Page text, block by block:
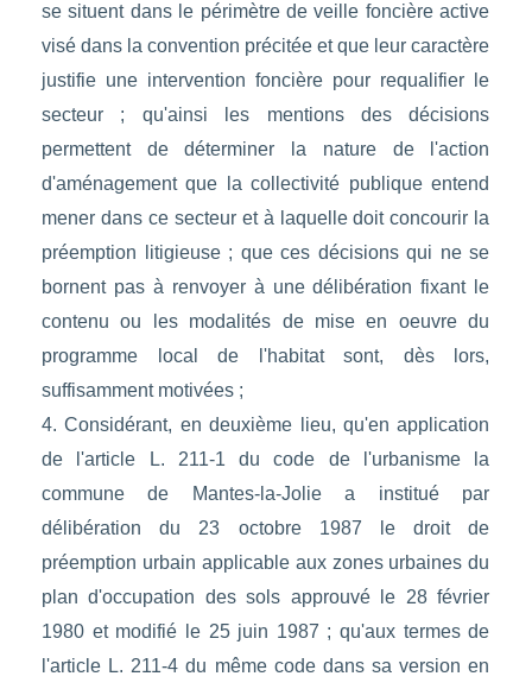
se situent dans le périmètre de veille foncière active
visé dans la convention précitée et que leur caractère
justifie une intervention foncière pour requalifier le
secteur ; qu'ainsi les mentions des décisions
permettent de déterminer la nature de l'action
d'aménagement que la collectivité publique entend
mener dans ce secteur et à laquelle doit concourir la
préemption litigieuse ; que ces décisions qui ne se
bornent pas à renvoyer à une délibération fixant le
contenu ou les modalités de mise en oeuvre du
programme local de l'habitat sont, dès lors,
suffisamment motivées ;
4. Considérant, en deuxième lieu, qu'en application
de l'article L. 211-1 du code de l'urbanisme la
commune de Mantes-la-Jolie a institué par
délibération du 23 octobre 1987 le droit de
préemption urbain applicable aux zones urbaines du
plan d'occupation des sols approuvé le 28 février
1980 et modifié le 25 juin 1987 ; qu'aux termes de
l'article L. 211-4 du même code dans sa version en